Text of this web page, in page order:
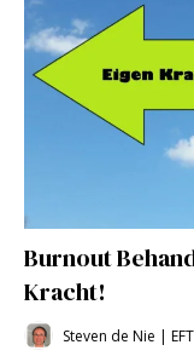
Burnout
Kracht!
Steven de Nie |